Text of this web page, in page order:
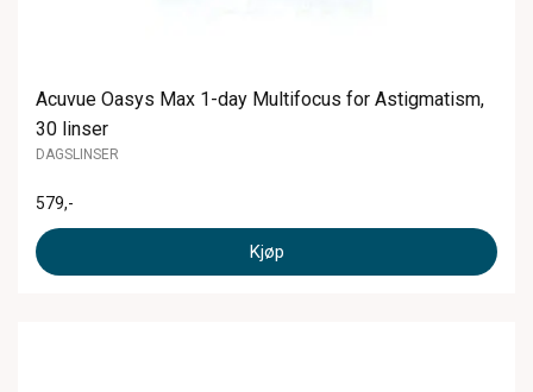
Acuvue Oasys Max 1-day Multifocus for Astigmatism,
30 linser
DAGSLINSER
579,-
Kjøp